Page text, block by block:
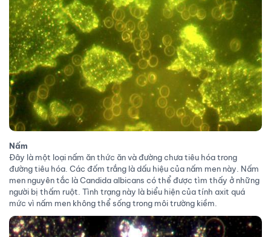
Nấm
Đây là một loại nấm ăn thức ăn và đường chưa tiêu hóa trong
đường tiêu hóa. Các đốm trắng là dấu hiệu của nấm men này. Nấm
men nguyên tắc là Candida albicans có thể được tìm thấy ở những
người bị thấm ruột. Tình trạng này là biểu hiện của tính axit quá
mức vì nấm men không thể sống trong môi trường kiềm.